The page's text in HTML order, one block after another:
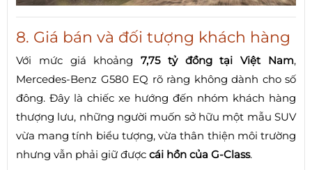
8. Giá bán và đối tượng khách hàng
Với mức giá khoảng7,75 tỷ đồng tại Việt Nam,
Mercedes-Benz G580 EQ rõ ràng không dành cho số
đông. Đây là chiếc xe hướng đến nhóm khách hàng
thượng lưu, những người muốn sở hữu một mẫu SUV
vừa mang tính biểu tượng, vừa thân thiện môi trường
nhưng vẫn phải giữ được cái hồn của G-Class.